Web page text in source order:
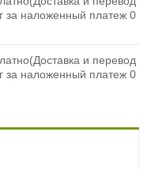
за наложенный платеж 0
и перевод
за наложенный платеж 0